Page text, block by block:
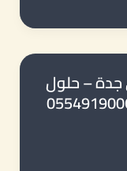
– حلول